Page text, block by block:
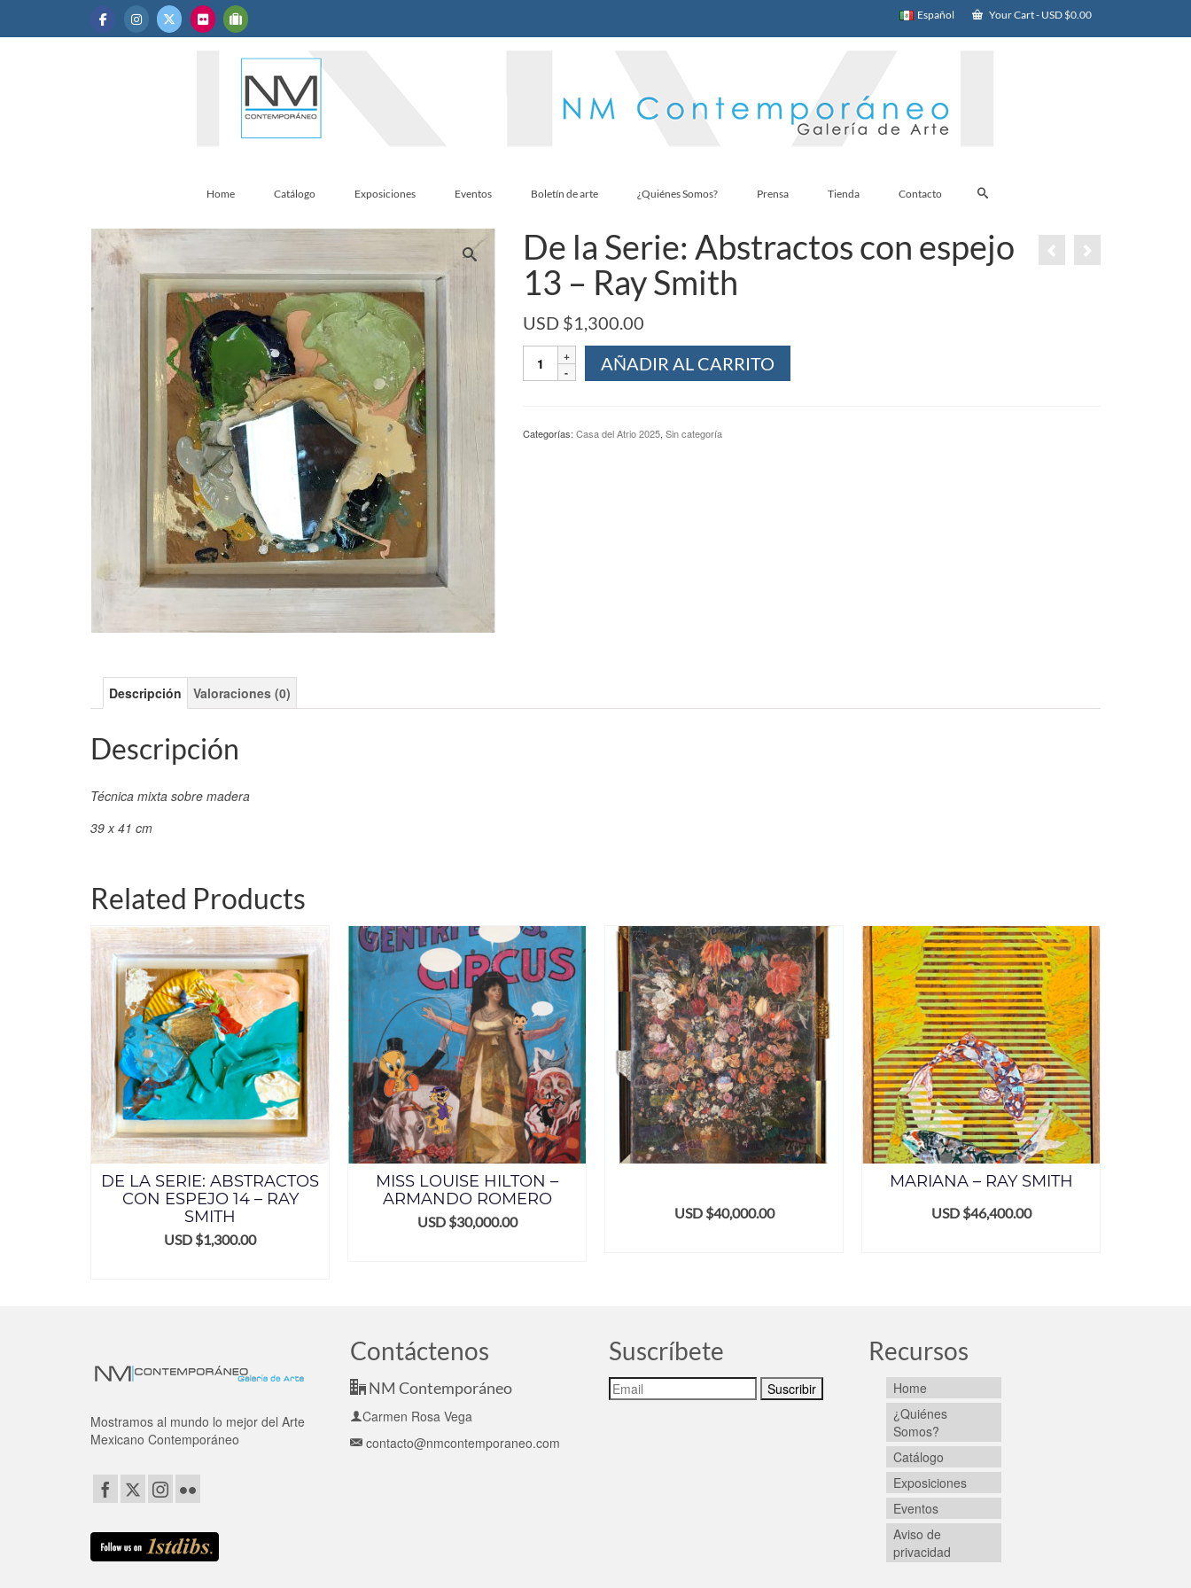
Español Your Cart- USD $0.00
Home Catálogo Exposiciones Eventos Boletín de arte ¿Quiénes Somos? Prensa Tienda Contacto
De la Serie: Abstractos con espejo
13 – Ray Smith
USD $1,300.00
espejo
AÑADIR AL CARRITO
Categorías: Casa del Atrio 2025, Sin categoría
Descripción Valoraciones (0)
Descripción
Técnica mixta sobre madera
39 x 41 cm
Related Products
DE LA SERIE: ABSTRACTOS
CON ESPEJO 14 – RAY
SMITH
USD $1,300.00
MISS LOUISE HILTON –
ARMANDO ROMERO
USD $30,000.00
USD $40,000.00
MARIANA – RAY SMITH
USD $46,400.00
Mostramos al mundo lo mejor del Arte
Mexicano Contemporáneo
Contáctenos
NM Contemporáneo
Carmen Rosa Vega
contacto@nmcontemporaneo.com
Suscríbete Recursos
Home
¿Quiénes
Somos?
Catálogo
Exposiciones
Eventos
Aviso de
privacidad